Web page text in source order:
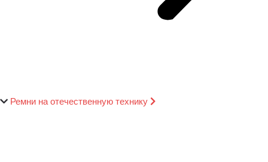
Ремни на отечественную технику